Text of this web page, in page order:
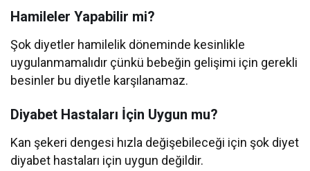
Hamileler Yapabilir mi?
Şok diyetler hamilelik döneminde kesinlikle
uygulanmamalıdır çünkü bebeğin gelişimi için gerekli
besinler bu diyetle karşılanamaz.
Diyabet Hastaları İçin Uygun mu?
Kan şekeri dengesi hızla değişebileceği için şok diyet
diyabet hastaları için uygun değildir.